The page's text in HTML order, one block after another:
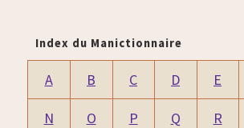
Index du Manictionnaire
A B C D E
N O P Q R